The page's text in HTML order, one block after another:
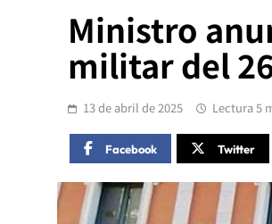
Ministro
militar del
13 de abril de 2025 Lectura 5
Facebook Twitter